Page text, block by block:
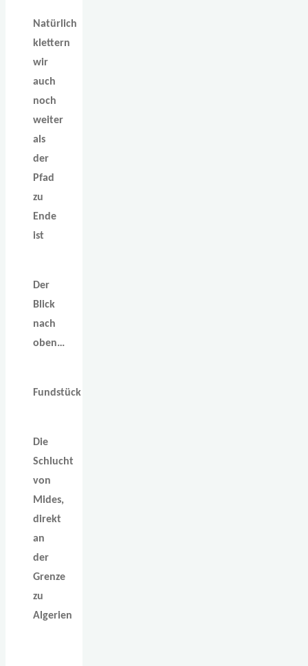
Natürlich
klettern
wir
auch
noch
weiter
als
der
Pfad
zu
Ende
ist
Der
Blick
nach
oben…
Fundstück
Die
Schlucht
von
Mides,
direkt
an
der
Grenze
zu
Algerien